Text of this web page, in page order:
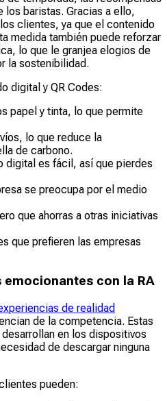
baristas. Gracias a ello,
clientes, ya que el contenido
medida también puede reforzar
lo que le granjea elogios de
la sostenibilidad.
digital y QR Codes:
papel y tinta, lo que permite
lo que reduce la
de carbono.
digital es fácil, así que pierdes
se preocupa por el medio
que ahorras a otras iniciativas
que prefieren las empresas
emocionantes con la RA
de realidad
de la competencia. Estas
en los dispositivos
de descargar ninguna
pueden: